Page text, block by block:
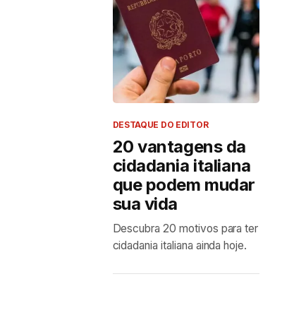
DESTAQUE DO EDITOR
20 vantagens da
cidadania italiana
que podem mudar
sua vida
Descubra 20 motivos para ter
cidadania italiana ainda hoje.